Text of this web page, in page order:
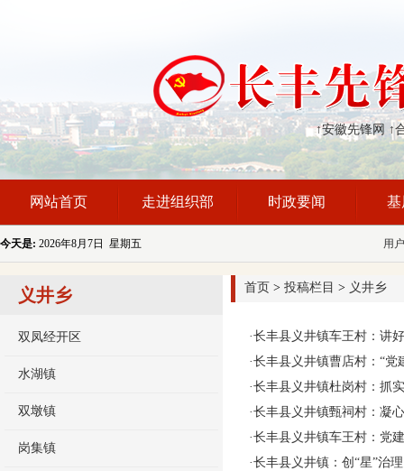
↑安徽先锋网 ↑
网站首页 走进组织部 时政要闻 基
今天是: 2026年8月7日 星期五 用
义井乡
双凤经开区
水湖镇
双墩镇
岗集镇
首页 > 投稿栏目 > 义井乡
·长丰县义井镇车王村：讲
·长丰县义井镇曹店村：“党
·长丰县义井镇杜岗村：抓
·长丰县义井镇甄祠村：凝
·长丰县义井镇车王村：党
·长丰县义井镇：创“星”治